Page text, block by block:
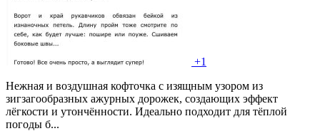
+1
Нежная и воздушная кофточка с изящным узором из
зигзагообразных ажурных дорожек, создающих эффект
лёгкости и утончённости. Идеально подходит для тёплой
погоды б...